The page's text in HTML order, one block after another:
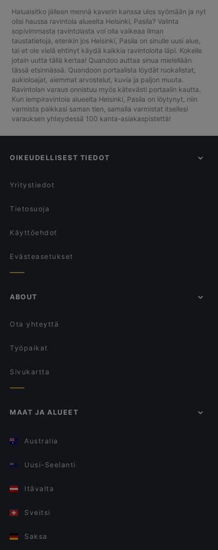
Haluaisitko jälleen mennä kaverin kanssa ulos syömään ja nyt
olisi haussa ravintola alueelta Helsinki, Pasila? Valinta
sopivimmasta ravintolasta voi olla vaikeaa ilman
taustatietoja, etenkin jos Helsinki, Pasila on sinulle uusi alue,
tai et ole vielä ehtinyt käydä kaikkia ravintoloita läpi. Kokeile
jotain uutta tällä kertaa! Quandoo auttaa sinua mielellään
tässä etsinnässä. Quandoon portaalista löydät ruokalistat,
aukioloajat, aiemmat arvostelut, kuvia ja paljon muuta.
Ravintolan varaus onnistuu myös kätevästi portaalin kautta.
Kun lempiravintola alueelta Helsinki, Pasila on löytynyt, niin
varmista paikkasi saman tien, samalla varmistat itsellesi
varauksen yhteydessä 100 kanta-asiakaspistettä!
OIKEUDELLISEST TIEDOT
Yritystiedot
Tietosuoja
Käyttöehdot
Evästeasetukset
ABOUT
Ota yhteyttä
Työpaikat
Sivukartta
MAAT JA ALUEET
Australia
Uusi-Seelanti
Itävalta
Sveitsi
Saksa